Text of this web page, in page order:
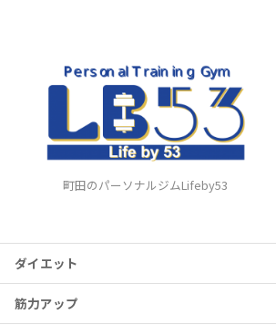
町田のパーソナルジムLifeby53
ダイエット
筋力アップ